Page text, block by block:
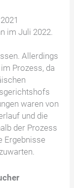
im Juli 2022.
Allerdings
Prozess, da
waren von
und die
der Prozess
Ergebnisse